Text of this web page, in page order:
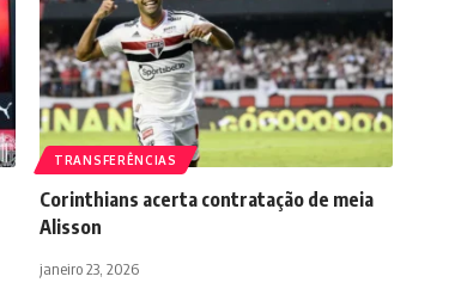
TRANSFERÊNCIAS
Corinthians acerta contratação de meia
Alisson
janeiro 23, 2026